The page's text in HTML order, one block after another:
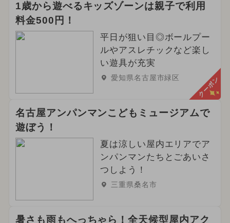
プロジェクションマッピング
夏休み（観光） 自由研究
2024年3月のイベント 雨の日OK
外遊び（屋外遊び場）
2023年のイベント
2019年のイベント
2018年のイベント
1歳から遊べるキッズゾーンは親子で利用
料金500円！
平日が狙い目◎ボールプー
ルやアスレチックなど楽し
い遊具が充実
愛知県名古屋市緑区 クーポン
名古屋アンパンマンこどもミュージアムで
遊ぼう！
夏は涼しい屋内エリアでア
ンパンマンたちとごあいさ
つしよう！
三重県桑名市
暑さも雨もへっちゃら！全天候型屋内アク